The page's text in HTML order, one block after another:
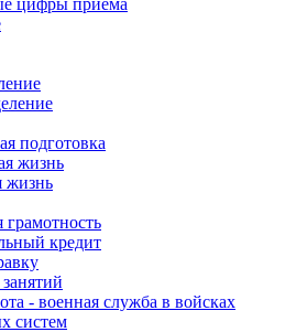
цифры приема
подготовка
жизнь
жизнь
кредит
- военная служба в войсках
систем